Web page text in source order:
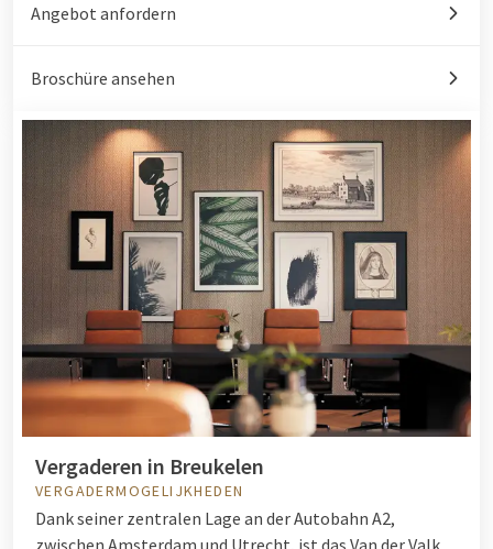
Angebot anfordern
Broschüre ansehen
Vergaderen in Breukelen
VERGADERMOGELIJKHEDEN
Dank seiner zentralen Lage an der Autobahn A2,
zwischen Amsterdam und Utrecht, ist das Van der Valk